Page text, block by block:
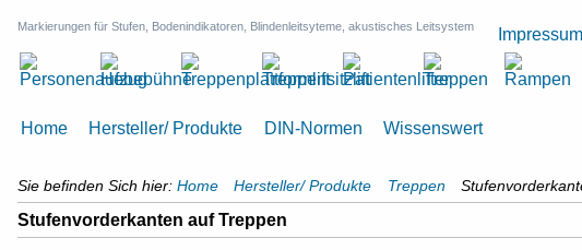
Markierungen für Stufen, Bodenindikatoren, Blindenleitsyteme, akustisches Leitsystem Impressum
Home Hersteller/ Produkte DIN-Normen Wissenswert
Sie befinden Sich hier: Home Hersteller/ Produkte Treppen
Stufenvorderkanten auf Treppen